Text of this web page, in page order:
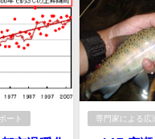
ート 専門家による広